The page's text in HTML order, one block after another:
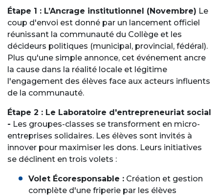
Étape 1 : L’Ancrage institutionnel (Novembre) Le
coup d'envoi est donné par un lancement officiel
réunissant la communauté du Collège et les
décideurs politiques (municipal, provincial, fédéral).
Plus qu'une simple annonce, cet événement ancre
la cause dans la réalité locale et légitime
l'engagement des élèves face aux acteurs influents
de la communauté.
Étape 2 : Le Laboratoire d'entrepreneuriat social
- Les groupes-classes se transforment en micro-
entreprises solidaires. Les élèves sont invités à
innover pour maximiser les dons. Leurs initiatives
se déclinent en trois volets :
Volet Écoresponsable : Création et gestion
complète d'une friperie par les élèves